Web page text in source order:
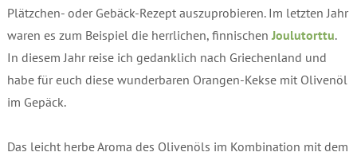
Plätzchen- oder Gebäck-Rezept auszuprobieren. Im letzten Jahr
waren es zum Beispiel die herrlichen, finnischenJoulutorttu.
In diesem Jahr reise ich gedanklich nach Griechenland und
habe für euch diese wunderbaren Orangen-Kekse mit Olivenöl
im Gepäck.
Das leicht herbe Aroma des Olivenöls im Kombination mit dem